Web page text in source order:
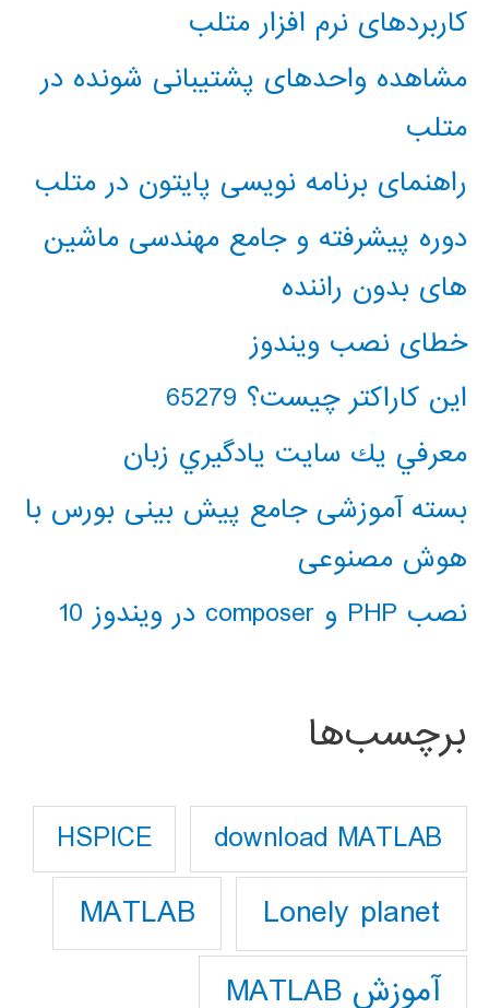
کاربردهای نرم افزار متلب
مشاهده واحدهای پشتیبانی شونده در
متلب
راهنمای برنامه نویسی پایتون در متلب
دوره پیشرفته و جامع مهندسی ماشین
های بدون راننده
خطای نصب ویندوز
این کاراکتر چیست؟ 65279
معرفي يك سايت يادگيري زبان
بسته آموزشی جامع پیش بینی بورس با
هوش مصنوعی
نصب PHP و composer در ویندوز 10
برچسب‌ها
download MATLAB
HSPICE
Lonely planet
MATLAB
آموزش MATLAB